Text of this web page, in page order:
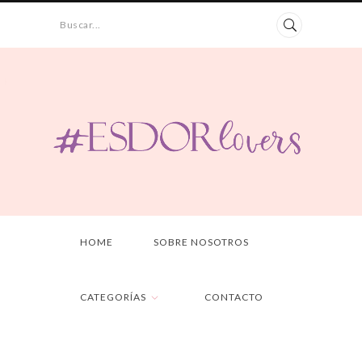
Buscar...
HOME SOBRE NOSOTROS
CATEGORÍAS CONTACTO